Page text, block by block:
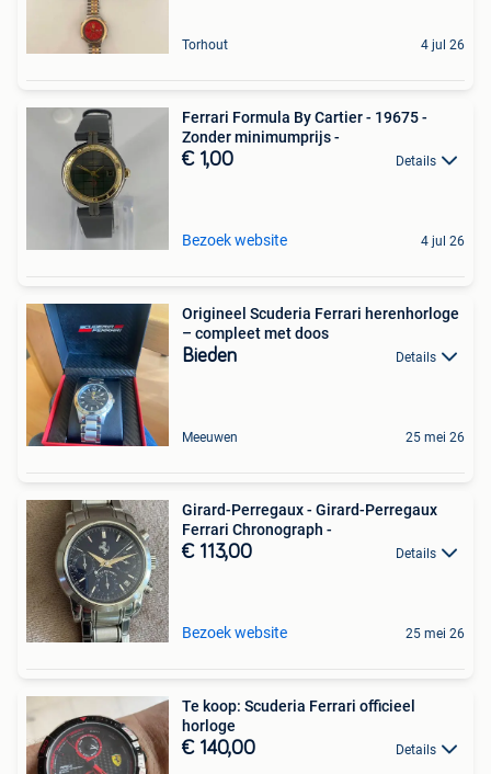
Torhout 4 jul 26
Ferrari Formula By Cartier - 19675 -
Zonder minimumprijs -
€ 1,00 Details
Bezoek website 4 jul 26
Origineel Scuderia Ferrari herenhorloge
– compleet met doos
Bieden Details
Meeuwen 25 mei 26
Girard-Perregaux - Girard-Perregaux
Ferrari Chronograph -
€ 113,00 Details
Bezoek website 25 mei 26
Te koop: Scuderia Ferrari officieel
horloge
€ 140,00 Details